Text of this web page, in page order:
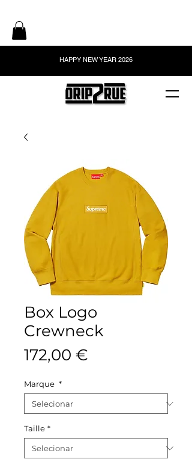
HAPPY NEW YEAR 2026
Box Logo
Crewneck
172,00 €
Marque *
Taille *